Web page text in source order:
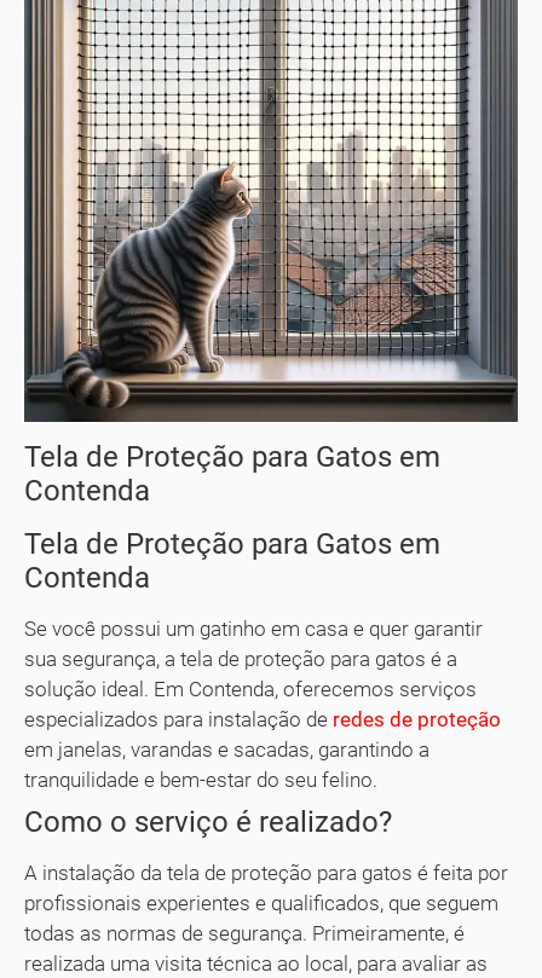
Tela de Proteção para Gatos em
Contenda
Tela de Proteção para Gatos em
Contenda
Se você possui um gatinho em casa e quer garantir
sua segurança, a tela de proteção para gatos é a
solução ideal. Em Contenda, oferecemos serviços
especializados para instalação de redes de proteção
em janelas, varandas e sacadas, garantindo a
tranquilidade e bem-estar do seu felino.
Como o serviço é realizado?
A instalação da tela de proteção para gatos é feita por
profissionais experientes e qualificados, que seguem
todas as normas de segurança. Primeiramente, é
realizada uma visita técnica ao local, para avaliar as